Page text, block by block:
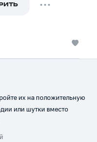
их на положительную
или шутки вместо